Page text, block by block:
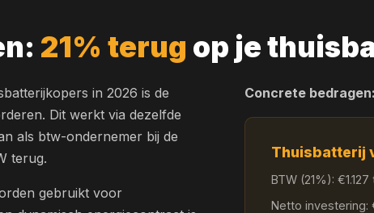
21% terug op je
in 2026 is de
Dit werkt via dezelfde
als btw-ondernemer bij de
terug.
gebruikt voor
Concrete bedragen:
Thuisbatterij
BTW (21%):
Netto investering: